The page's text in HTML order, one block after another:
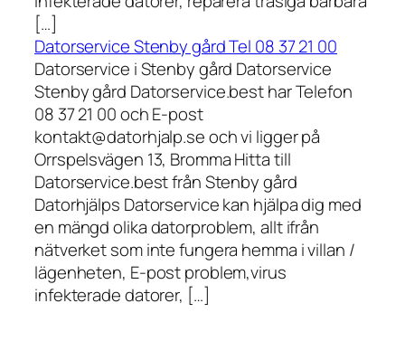
[…]
Datorservice Stenby gård Tel 08 37 21 00
Datorservice i Stenby gård Datorservice
Stenby gård Datorservice.best har Telefon
08 37 21 00 och E-post
kontakt@datorhjalp.se och vi ligger på
Orrspelsvägen 13, Bromma Hitta till
Datorservice.best från Stenby gård
Datorhjälps Datorservice kan hjälpa dig med
en mängd olika datorproblem, allt ifrån
nätverket som inte fungera hemma i villan /
lägenheten, E-post problem,virus
infekterade datorer, […]